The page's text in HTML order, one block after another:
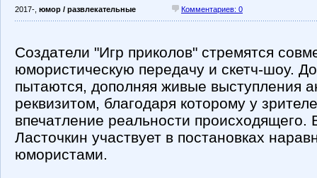
2017-, юмор / развлекательные Комментариев: 0
Создатели "Игр приколов" стремятся
юмористическую передачу и скетч-шоу.
пытаются, дополняя живые выступления
реквизитом, благодаря которому у
впечатление реальности
Ласточкин участвует в постановках
юмористами.